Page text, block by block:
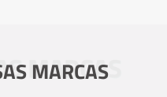
MARCAS
MARCAS